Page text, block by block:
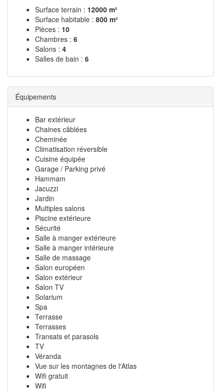
Surface terrain : 12000 m²
Surface habitable : 800 m²
Pièces : 10
Chambres : 6
Salons : 4
Salles de bain : 6
Équipements
Bar extérieur
Chaines câblées
Cheminée
Climatisation réversible
Cuisine équipée
Garage / Parking privé
Hammam
Jacuzzi
Jardin
Multiples salons
Piscine extérieure
Sécurité
Salle à manger extérieure
Salle à manger intérieure
Salle de massage
Salon européen
Salon extérieur
Salon TV
Solarium
Spa
Terrasse
Terrasses
Transats et parasols
TV
Véranda
Vue sur les montagnes de l'Atlas
Wifi gratuit
Wifi